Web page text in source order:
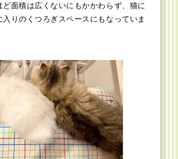
ど面積は広くないにもかかわらず、猫に
入りのくつろぎスペースにもなっていま